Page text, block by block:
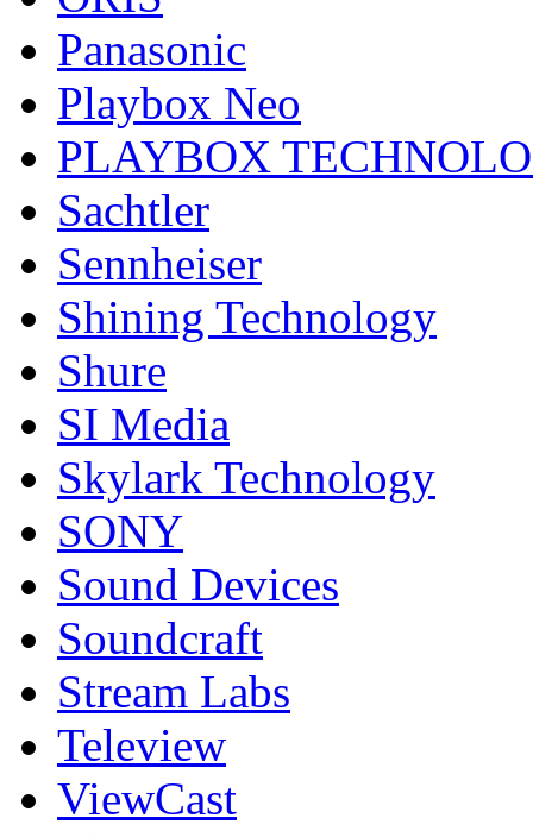
Panasonic
Playbox Neo
PLAYBOX
Sachtler
Sennheiser
Shining Technology
Shure
SI Media
Skylark Technology
SONY
Sound Devices
Soundcraft
Stream Labs
Teleview
ViewCast